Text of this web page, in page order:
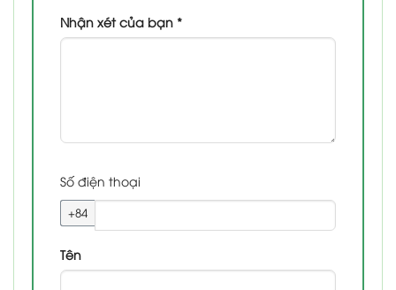
Nhận xét của bạn *
Số điện thoại
+84
Tên